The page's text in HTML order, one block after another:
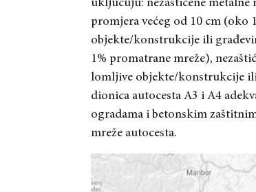
uključuju: nezaštićene metalne
promjera većeg od 10 cm (oko
objekte/konstrukcije ili
1% promatrane mreže),
lomljive objekte/konstrukcije ili
dionica autocesta A3 i A4
ogradama i betonskim
mreže autocesta.